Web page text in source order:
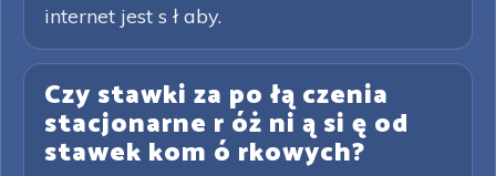
internet jest s ł aby.
Czy stawki za po łą czenia
stacjonarne r óż ni ą si ę od
stawek kom ó rkowych?